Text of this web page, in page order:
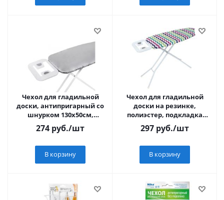
Чехол для гладильной
доски, антипригарный со
шнурком 130х50см,
полиэстер, подкладка
поролон VETTA
274 руб./шт
В корзину
Чехол для гладильной
доски на резинке,
полиэстер, подкладка
поролон, 130х50см, 5
дизайнов VETTA
297 руб./шт
В корзину